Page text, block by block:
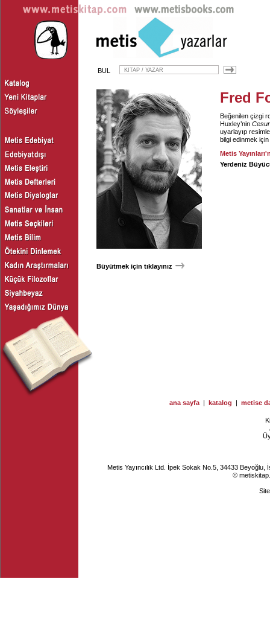
BUL
Büyütmek için tıklayınız
Fred
Beğenilen çizgi
Huxley’nin
uyarlayıp
bilgi edinmek
Metis
Yerdeniz
ana sayfa | katalog | metise
Metis Yayıncılık Ltd. İpek Sokak No.5, 34433
©